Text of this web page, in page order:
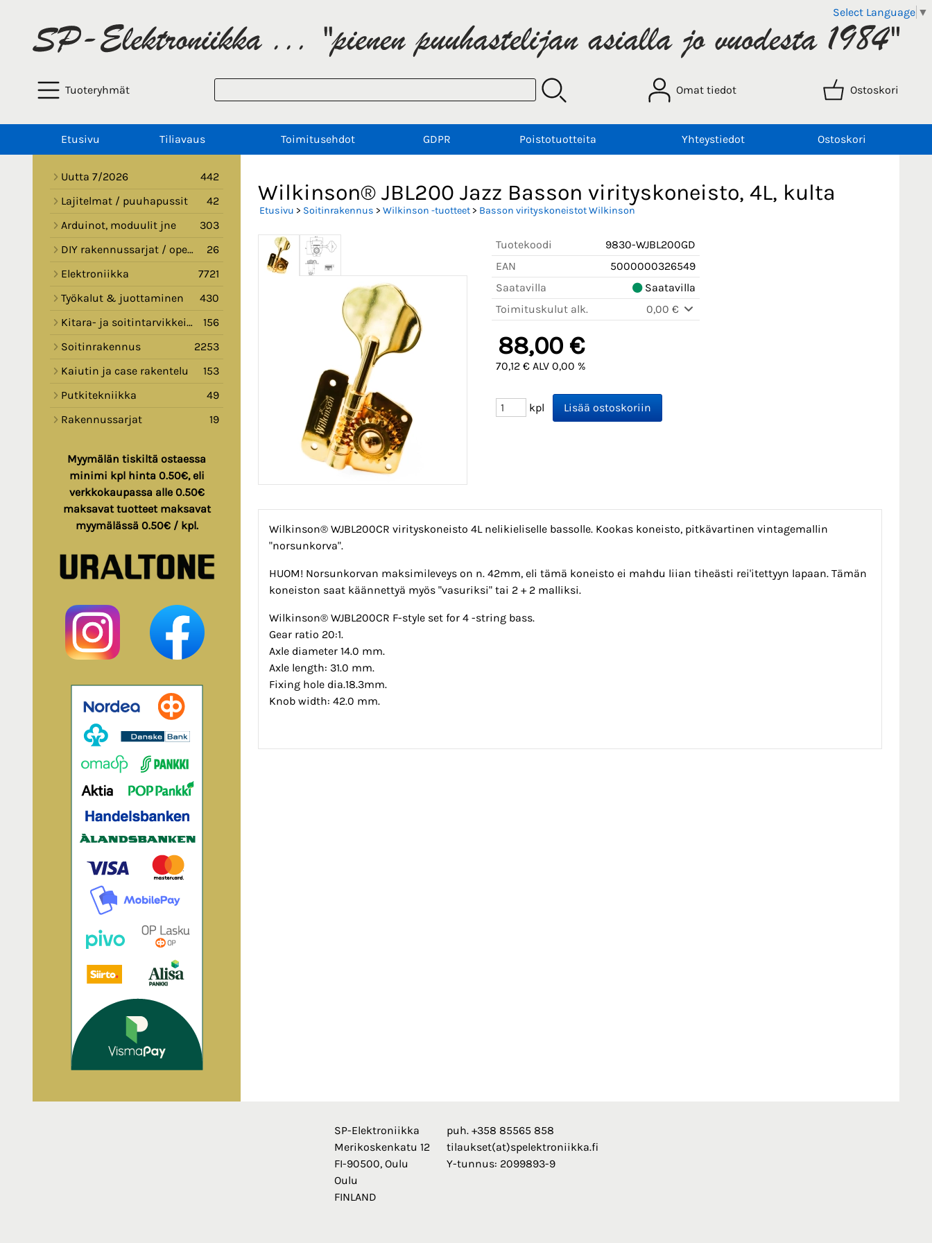
Select Language ▼
Tuoteryhmät Omat tiedot Ostoskori
Etusivu Tiliavaus Toimitusehdot GDPR Poistotuotteita Yhteystiedot Ostoskori
Uutta 7/2026
442
Lajitelmat / puuhapussit
42
Arduinot, moduulit jne
303
DIY rakennussarjat / opetussarjat
26
Elektroniikka
7721
Työkalut & juottaminen
430
Kitara- ja soitintarvikkeita
156
Soitinrakennus
2253
Kaiutin ja case rakentelu
153
Putkitekniikka
49
Rakennussarjat
19
Myymälän tiskiltä ostaessa
minimi kpl hinta 0.50€, eli
verkkokaupassa alle 0.50€
maksavat tuotteet maksavat
myymälässä 0.50€ / kpl.
Wilkinson® JBL200 Jazz Basson virityskoneisto, 4L, kulta
Etusivu > Soitinrakennus > Wilkinson -tuotteet> Basson virityskoneistot Wilkinson
Tuotekoodi
9830-WJBL200GD
EAN
5000000326549
Saatavilla
Saatavilla
Toimituskulut alk.
0,00 €
88,00 €
70,12 € ALV 0,00 %
kpl
Wilkinson® WJBL200CR virityskoneisto 4L nelikieliselle bassolle. Kookas koneisto, pitkävartinen vintagemallin
"norsunkorva".
HUOM! Norsunkorvan maksimileveys on n. 42mm, eli tämä koneisto ei mahdu liian tiheästi rei'itettyyn lapaan. Tämän
koneiston saat käännettyä myös "vasuriksi" tai 2 + 2 malliksi.
Wilkinson® WJBL200CR F-style set for 4 -string bass.
Gear ratio 20:1.
Axle diameter 14.0 mm.
Axle length: 31.0 mm.
Fixing hole dia.18.3mm.
Knob width: 42.0 mm.
SP-Elektroniikka
Merikoskenkatu 12
FI-90500, Oulu
Oulu
FINLAND
puh. +358 85565 858
tilaukset(at)spelektroniikka.fi
Y-tunnus: 2099893-9